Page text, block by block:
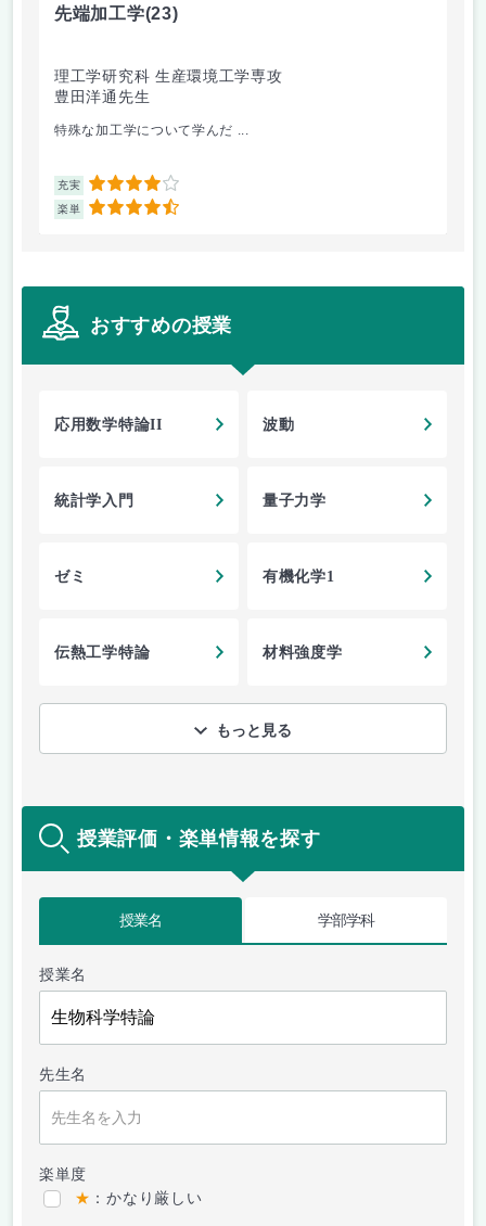
先端加工学(23)
理工学研究科 生産環境工学専攻
豊田洋通先生
特殊な加工学について学んだ ...
充実 4
楽単 4.5
おすすめの授業
応用数学特論II 波動
統計学入門 量子力学
ゼミ 有機化学1
伝熱工学特論 材料強度学
もっと見る
授業評価・楽単情報を探す
授業名 学部学科
授業名
先生名
楽単度
★ ：かなり厳しい